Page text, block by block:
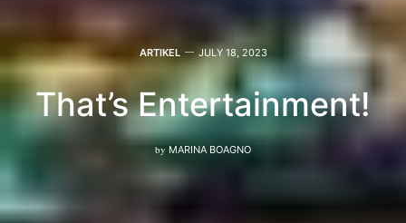
ARTIKEL JULY 18, 2023
That’s Entertainment!
by MARINA BOAGNO